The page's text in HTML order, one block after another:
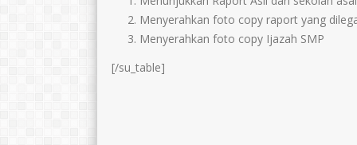
Menyerahkan foto copy raport yang
Menyerahkan foto copy Ijazah SMP
[/su_table]